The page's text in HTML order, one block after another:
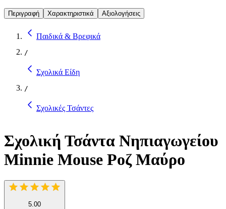
Περιγραφή Χαρακτηριστικά Αξιολογήσεις
Παιδικά & Βρεφικά
/
Σχολικά Είδη
/
Σχολικές Τσάντες
​Σχολική Τσάντα Νηπιαγωγείου
Minnie Mouse Ροζ Μαύρο
5.00